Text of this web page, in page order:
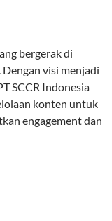
bergerak di
visi menjadi
SCCR Indonesia
konten untuk
engagement dan